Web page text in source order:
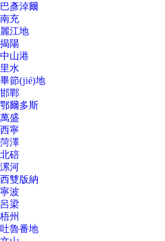
巴彥淖爾
南充
麗江地
揭陽
中山港
里水
畢節(jié)地
邯鄲
鄂爾多斯
萬盛
西寧
菏澤
北碚
漯河
西雙版納
寧波
呂梁
梧州
吐魯番地